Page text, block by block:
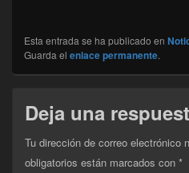
Esta entrada se ha publicado en
Guarda el enlace permanente.
Deja una
Tu dirección de correo electrónico
obligatorios están marcados con *